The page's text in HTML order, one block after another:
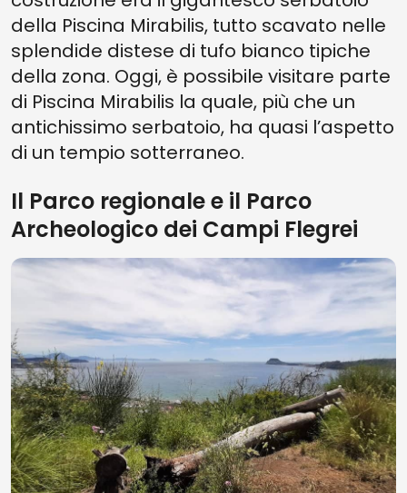
della Piscina Mirabilis, tutto scavato nelle
splendide distese di tufo bianco tipiche
della zona. Oggi, è possibile visitare parte
di Piscina Mirabilis la quale, più che un
antichissimo serbatoio, ha quasi l’aspetto
di un tempio sotterraneo.
Il Parco regionale e il Parco
Archeologico dei Campi Flegrei